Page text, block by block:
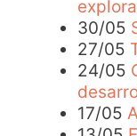
30/05
27/05
24/05
17/05